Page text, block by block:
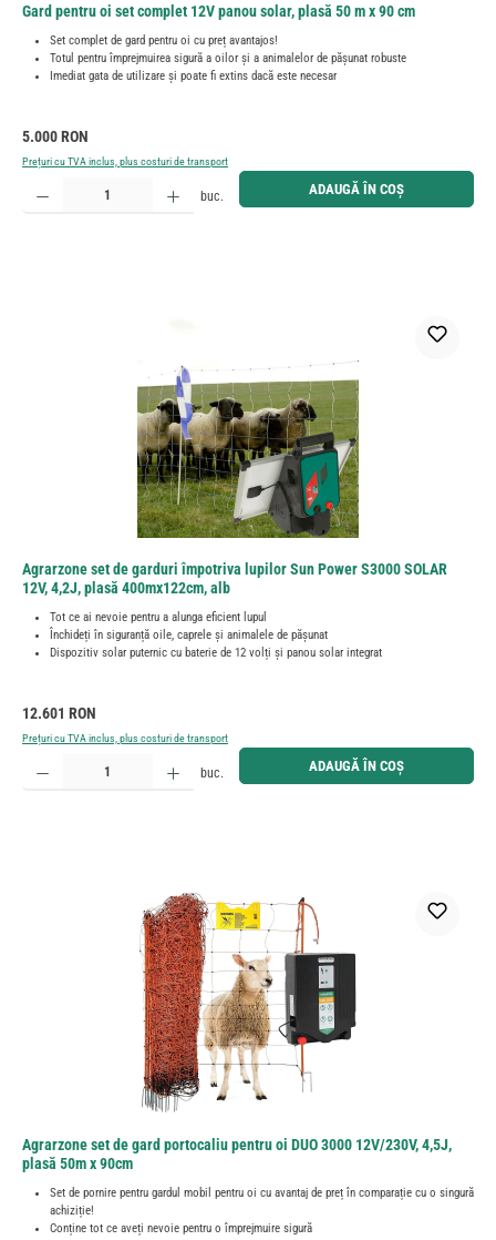
Gard pentru oi set complet 12V panou solar, plasă 50 m x 90 cm
Set complet de gard pentru oi cu preț avantajos!
Totul pentru împrejmuirea sigură a oilor și a animalelor de pășunat robuste
Imediat gata de utilizare și poate fi extins dacă este necesar
Preț obișnuit:
5.000 RON
Prețuri cu TVA inclus, plus costuri de transport
Cantitate produs: Introduceți cantitatea dorită sau utilizați butoanele pentru a mări sau micșora
buc. ADAUGĂ ÎN COȘ
Agrarzone set de garduri împotriva lupilor Sun Power S3000 SOLAR
12V, 4,2J, plasă 400mx122cm, alb
Tot ce ai nevoie pentru a alunga eficient lupul
Închideți în siguranță oile, caprele și animalele de pășunat
Dispozitiv solar puternic cu baterie de 12 volți și panou solar integrat
Preț obișnuit:
12.601 RON
Prețuri cu TVA inclus, plus costuri de transport
Cantitate produs: Introduceți cantitatea dorită sau utilizați butoanele pentru a mări sau micșora
buc. ADAUGĂ ÎN COȘ
Agrarzone set de gard portocaliu pentru oi DUO 3000 12V/230V, 4,5J,
plasă 50m x 90cm
Set de pornire pentru gardul mobil pentru oi cu avantaj de preț în comparație cu o singură
achiziție!
Conține tot ce aveți nevoie pentru o împrejmuire sigură